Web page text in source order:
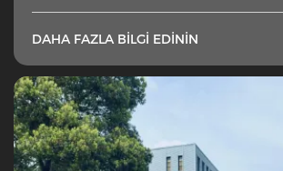
DAHA FAZLA BILGI EDININ